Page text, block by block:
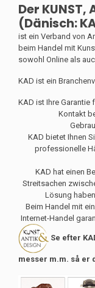
Der KUNST,
(Dänisch:
ist ein Verband von
beim Handel mit
sowohl Online als
KAD ist ein
KAD ist Ihre
Kontakt
KAD bietet Ihnen
professionelle
KAD hat einen
Streitsachen
Lösung
Beim Handel mit
Internet-Handel
Se efter
messer m.m. så er